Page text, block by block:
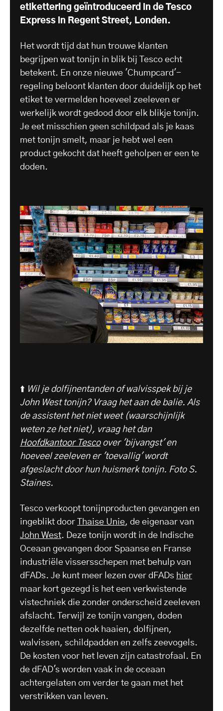
etikettering geïntroduceerd in de Tesco
Express in Regent Street, Londen.
Het wordt tijd dat hun trouwe klanten
begrijpen wat tonijn in blik bij Tesco echt
betekent. En onze nieuwe 'Chumpcard'-
regeling beloont klanten door duidelijk op het
etiket te vermelden hoeveel zeeleven er
werkelijk wordt gedood door elk blikje tonijn.
Je eet misschien geen schildpad als je kaas
met tonijn smelt, maar je hebt wel een
product gekocht dat heeft geholpen er een te
doden.
⬆️ Wil je dolfijnentanden of walvisspek bij je
John West tonijn? Vraag het aan de balie. Als
de assistent het niet weet (waarschijnlijk
weten ze het niet), vraag het dan
Hoofdkantoor Tescoover 'bijvangst' en
hoeveel zeeleven er 'toevallig' wordt
afgeslacht door hun huismerk tonijn. Foto S.
Staines.
Tesco verkoopt tonijnproducten gevangen en
ingeblikt door
Thaise Unie, de eigenaar van
John West. Deze tonijn wordt in de Indische
Oceaan gevangen door Spaanse en Franse
industriële vissersschepen met behulp van
dFADs. Je kunt meer lezen over dFADs hier
maar kort gezegd is het een verkwistende
vistechniek die zonder onderscheid zeeleven
afslacht. Terwijl ze tonijn vangen, doden
dezelfde netten ook haaien, dolfijnen,
walvissen, schildpadden en zelfs zeevogels.
De kosten voor het leven zijn catastrofaal. En
de dFAD's worden vaak in de oceaan
achtergelaten om verder te gaan met het
verstrikken van leven.